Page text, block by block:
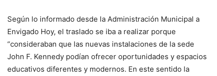
Según lo informado desde la Administración Municipal a
Envigado Hoy, el traslado se iba a realizar porque
“consideraban que las nuevas instalaciones de la sede
John F. Kennedy podían ofrecer oportunidades y espacios
educativos diferentes y modernos. En este sentido la